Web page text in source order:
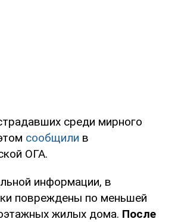
среди мирного
сообщили в
ОГА.
информации, в
повреждены по меньшей
жилых дома. После